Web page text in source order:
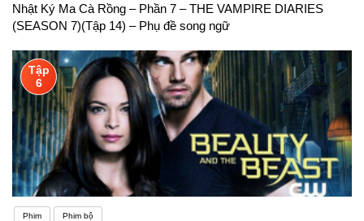
Nhật Ký Ma Cà Rồng – Phần 7 – THE VAMPIRE DIARIES
(SEASON 7)(Tập 14) – Phụ đề song ngữ
Tập
6
Phim Phim bộ